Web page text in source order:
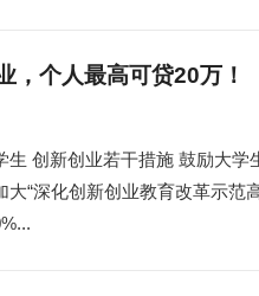
，个人最高可贷20万！
生 创新创业若干措施 鼓励大学
“深化创新创业教育改革示范